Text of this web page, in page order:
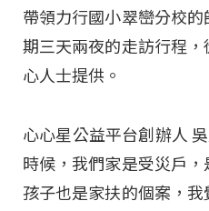
帶領力行國小翠巒分校
期三天兩夜的走訪行程
心人士提供。
心心星公益平台創辦人
時候，我們家是受災戶
孩子也是家扶的個案，